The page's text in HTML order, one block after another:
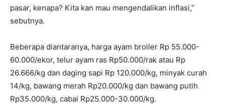
pasar, kenapa? Kita kan mau mengendalikan inflasi,”
sebutnya.
Beberapa diantaranya, harga ayam broiler Rp 55.000-
60.000/ekor, telur ayam ras Rp50.000/rak atau Rp
26.666/kg dan daging sapi Rp 120.000/kg, minyak curah
14/kg, bawang merah Rp20.000/kg dan bawang putih
Rp35.000/kg, cabai Rp25.000-30.000/kg.